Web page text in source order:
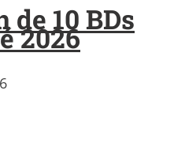
10 BDs
2026